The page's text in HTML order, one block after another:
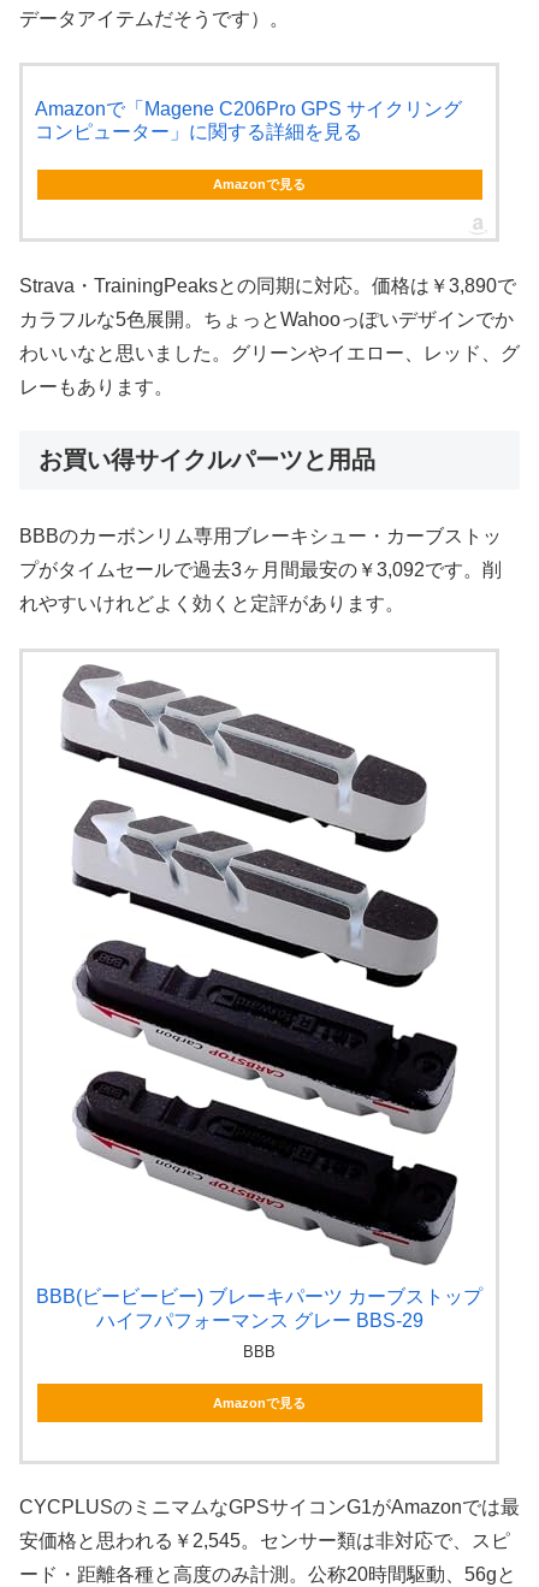
データアイテムだそうです）。
Amazonで「Magene C206Pro GPS サイクリング
コンピューター」に関する詳細を見る
Amazonで見る
Strava・TrainingPeaksとの同期に対応。価格は￥3,890で
カラフルな5色展開。ちょっとWahooっぽいデザインでか
わいいなと思いました。グリーンやイエロー、レッド、グ
レーもあります。
お買い得サイクルパーツと用品
BBBのカーボンリム専用ブレーキシュー・カーブストッ
プがタイムセールで過去3ヶ月間最安の￥3,092です。削
れやすいけれどよく効くと定評があります。
BBB(ビービービー) ブレーキパーツ カーブストップ
ハイフパフォーマンス グレー BBS-29
BBB
Amazonで見る
CYCPLUSのミニマムなGPSサイコンG1がAmazonでは最
安価格と思われる￥2,545。センサー類は非対応で、スピ
ード・距離各種と高度のみ計測。公称20時間駆動、56gと